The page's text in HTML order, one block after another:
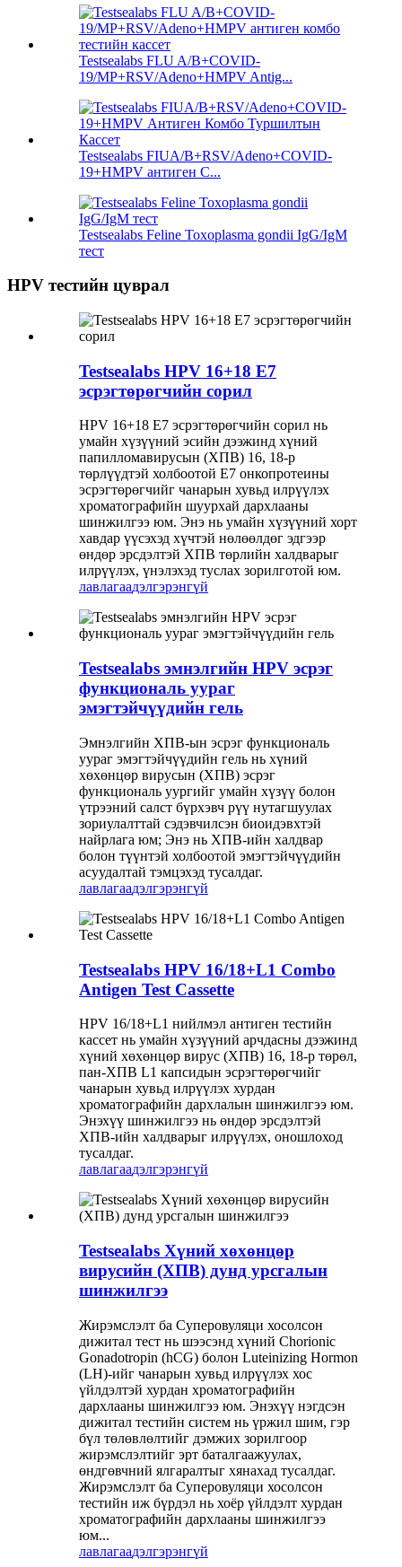
Testsealabs FLU A/B+COVID-
19/MP+RSV/Adeno+HMPV Antig...
Testsealabs FIUA/B+RSV/Adeno+COVID-
19+HMPV антиген С...
Testsealabs Feline Toxoplasma gondii IgG/IgM
тест
HPV тестийн цуврал
Testsealabs HPV 16+18 E7
эсрэгтөрөгчийн сорил
HPV 16+18 E7 эсрэгтөрөгчийн сорил нь
умайн хүзүүний эсийн дээжинд хүний ​​
папилломавирусын (ХПВ) 16, 18-р
төрлүүдтэй холбоотой E7 онкопротеины
эсрэгтөрөгчийг чанарын хувьд илрүүлэх
хроматографийн шуурхай дархлааны
шинжилгээ юм. Энэ нь умайн хүзүүний хорт
хавдар үүсэхэд хүчтэй нөлөөлдөг эдгээр
өндөр эрсдэлтэй ХПВ төрлийн халдварыг
илрүүлэх, үнэлэхэд туслах зорилготой юм.
лавлагаадэлгэрэнгүй
Testsealabs эмнэлгийн HPV эсрэг
функциональ уураг
эмэгтэйчүүдийн гель
Эмнэлгийн ХПВ-ын эсрэг функциональ
уураг эмэгтэйчүүдийн гель нь хүний ​​
хөхөнцөр вирусын (ХПВ) эсрэг
функциональ уургийг умайн хүзүү болон
үтрээний салст бүрхэвч рүү нутагшуулах
зориулалттай сэдэвчилсэн биоидэвхтэй
найрлага юм; Энэ нь ХПВ-ийн халдвар
болон түүнтэй холбоотой эмэгтэйчүүдийн
асуудалтай тэмцэхэд тусалдаг.
лавлагаадэлгэрэнгүй
Testsealabs HPV 16/18+L1 Combo
Antigen Test Cassette
HPV 16/18+L1 нийлмэл антиген тестийн
кассет нь умайн хүзүүний арчдасны дээжинд
хүний ​​хөхөнцөр вирус (ХПВ) 16, 18-р төрөл,
пан-ХПВ L1 капсидын эсрэгтөрөгчийг
чанарын хувьд илрүүлэх хурдан
хроматографийн дархлалын шинжилгээ юм.
Энэхүү шинжилгээ нь өндөр эрсдэлтэй
ХПВ-ийн халдварыг илрүүлэх, оношлоход
тусалдаг.
лавлагаадэлгэрэнгүй
Testsealabs Хүний хөхөнцөр
вирусийн (ХПВ) дунд урсгалын
шинжилгээ
Жирэмслэлт ба Суперовуляци хосолсон
дижитал тест нь шээсэнд хүний ​​Chorionic
Gonadotropin (hCG) болон Luteinizing Hormon
(LH)-ийг чанарын хувьд илрүүлэх хос
үйлдэлтэй хурдан хроматографийн
дархлааны шинжилгээ юм. Энэхүү нэгдсэн
дижитал тестийн систем нь үржил шим, гэр
бүл төлөвлөлтийг дэмжих зорилгоор
жирэмслэлтийг эрт баталгаажуулах,
өндгөвчний ялгаралтыг хянахад тусалдаг.
Жирэмслэлт ба Суперовуляци хосолсон
тестийн иж бүрдэл нь хоёр үйлдэлт хурдан
хроматографийн дархлааны шинжилгээ
юм...
лавлагаадэлгэрэнгүй